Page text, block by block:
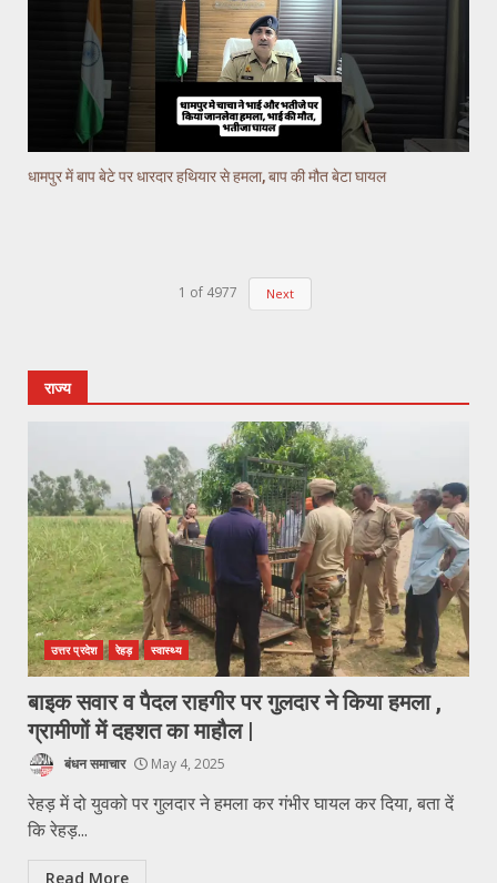
धामपुर में बाप बेटे पर धारदार हथियार से हमला, बाप की मौत बेटा घायल
1 of 4977 Next
राज्य
उत्तर प्रदेश रेहड़ स्वास्थ्य
बाइक सवार व पैदल राहगीर पर गुलदार ने किया हमला ,
ग्रामीणों में दहशत का माहौल |
बंधन समाचार May 4, 2025
रेहड़ में दो युवको पर गुलदार ने हमला कर गंभीर घायल कर दिया, बता दें
कि रेहड़...
Read More